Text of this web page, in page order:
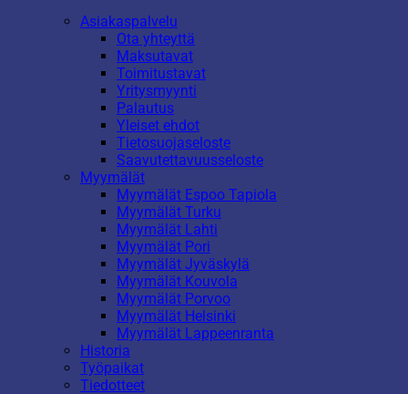
Asiakaspalvelu
Ota yhteyttä
Maksutavat
Toimitustavat
Yritysmyynti
Palautus
Yleiset ehdot
Tietosuojaseloste
Saavutettavuusseloste
Myymälät
Myymälät Espoo Tapiola
Myymälät Turku
Myymälät Lahti
Myymälät Pori
Myymälät Jyväskylä
Myymälät Kouvola
Myymälät Porvoo
Myymälät Helsinki
Myymälät Lappeenranta
Historia
Työpaikat
Tiedotteet